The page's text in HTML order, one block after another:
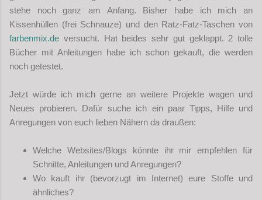
stehe noch ganz am Anfang. Bisher habe ich mich an
Kissenhüllen (frei Schnauze) und den Ratz-Fatz-Taschen von
farbenmix.de versucht. Hat beides sehr gut geklappt. 2 tolle
Bücher mit Anleitungen habe ich schon gekauft, die werden
noch getestet.
Jetzt würde ich mich gerne an weitere Projekte wagen und
Neues probieren. Dafür suche ich ein paar Tipps, Hilfe und
Anregungen von euch lieben Nähern da draußen:
Welche Websites/Blogs könnte ihr mir empfehlen für
Schnitte, Anleitungen und Anregungen?
Wo kauft ihr (bevorzugt im Internet) eure Stoffe und
ähnliches?